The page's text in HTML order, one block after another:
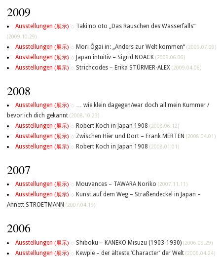
2009
Ausstellungen (展示) ◇ Taki no oto „Das Rauschen des Wasserfalls“
(2009.10.29)
Ausstellungen (展示) ◇ Mori Ôgai in: „Anders zur Welt kommen“ (2009.07.09)
Ausstellungen (展示) ◇ Japan intuitiv – Sigrid NOACK (2009.06.06)
Ausstellungen (展示) ◇ Strichcodes – Erika STÜRMER-ALEX (2009.04.06)
2008
Ausstellungen (展示) ◇ … wie klein dagegen/war doch all mein Kummer /
bevor ich dich gekannt (2008.10.23)
Ausstellungen (展示) ◇ Robert Koch in Japan 1908 (2008.06.12)
Ausstellungen (展示) ◇ Zwischen Hier und Dort – Frank MERTEN (2008.04.01)
Ausstellungen (展示) ◇ Robert Koch in Japan 1908 (2008.01.01)
2007
Ausstellungen (展示) ◇ Mouvances – TAWARA Noriko (2007.11.11)
Ausstellungen (展示) ◇ Kunst auf dem Weg – Straßendeckel in Japan –
Annett STROETMANN (2007.04.19)
2006
Ausstellungen (展示) ◇ Shiboku – KANEKO Misuzu (1903-1930) (2006.09.29)
Ausstellungen (展示) ◇ Kewpie – der älteste ‘Character’ der Welt (2006.04.24)